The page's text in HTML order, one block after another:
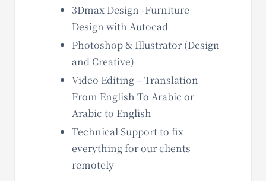
3Dmax Design -Furniture
Design with Autocad
Photoshop & Illustrator (Design
and Creative)
Video Editing – Translation
From English To Arabic or
Arabic to English
Technical Support to fix
everything for our clients
remotely